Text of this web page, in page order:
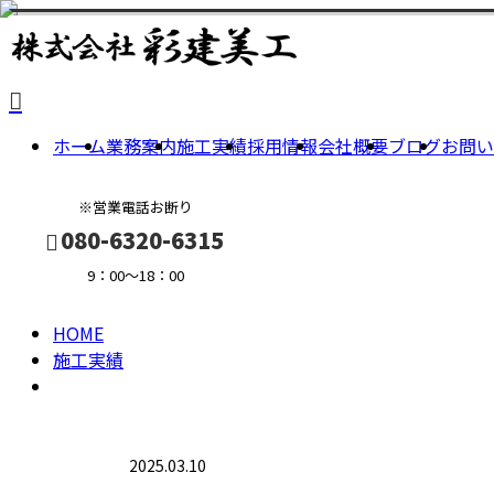
ホーム業務案内施工実績採用情報会社概要ブログお問
※営業電話お断り
080-6320-6315
9：00～18：00
メールフォーム
施
工
実
HOME
施工実績
2025.03.10